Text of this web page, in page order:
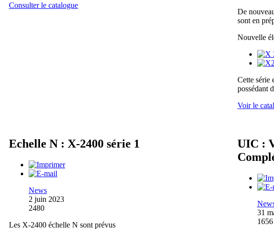
Consulter le catalogue
De
sont en
Nouvelle
Cette série
possédant
Voir le
Echelle N : X-2400 série 1
News
2 juin 2023
2480
Les X-2400 échelle N sont prévus
UIC :
31
1656